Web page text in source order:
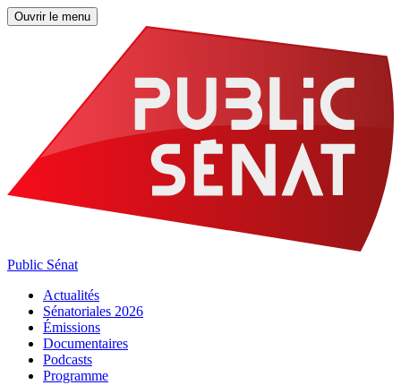
Ouvrir le menu
Public Sénat
Actualités
Sénatoriales 2026
Émissions
Documentaires
Podcasts
Programme